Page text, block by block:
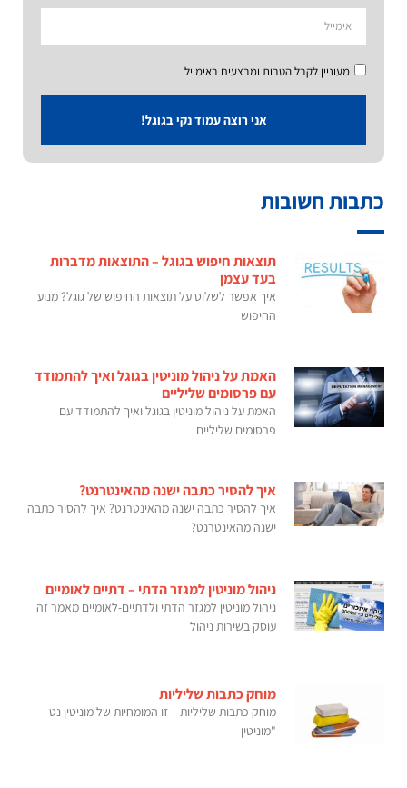
מעוניין לקבל הטבות ומבצעים באימייל
אני רוצה עמוד נקי בגוגל!
כתבות חשובות
תוצאות חיפוש בגוגל – התוצאות מדברות
בעד עצמן
איך אפשר לשלוט על תוצאות החיפוש של גוגל? מנוע
החיפוש
האמת על ניהול מוניטין בגוגל ואיך להתמודד
עם פרסומים שליליים
האמת על ניהול מוניטין בגוגל ואיך להתמודד עם
פרסומים שליליים
איך להסיר כתבה ישנה מהאינטרנט?
איך להסיר כתבה ישנה מהאינטרנט? איך להסיר כתבה
ישנה מהאינטרנט?
ניהול מוניטין למגזר הדתי – דתיים לאומיים
ניהול מוניטין למגזר הדתי ולדתיים-לאומיים מאמר זה
עוסק בשירות ניהול
מוחק כתבות שליליות
מוחק כתבות שליליות – זו המומחיות של מוניטין נט
"מוניטין